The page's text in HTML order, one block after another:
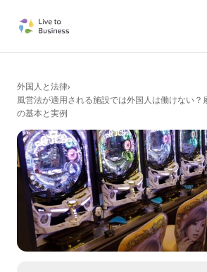
外国人と法律›
風営法が適用される施設では外国人は働けない
の基本と実例